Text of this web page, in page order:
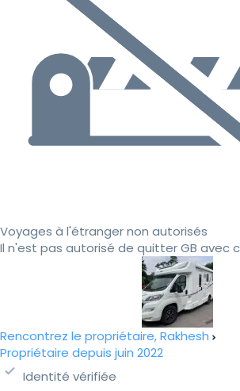
Voyages à l'étranger non autorisés
Il n'est pas autorisé de quitter GB avec
Rencontrez le propriétaire, Rakhesh
Propriétaire depuis juin 2022
Identité vérifiée